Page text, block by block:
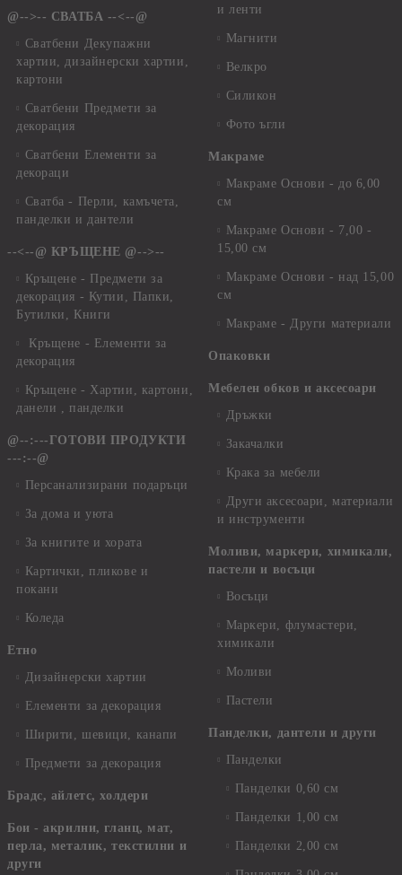
@-->-- СВАТБА --<--@
Сватбени Декупажни
хартии, дизайнерски хартии,
картони
Сватбени Предмети за
декорация
Сватбени Елементи за
декораци
Сватба - Перли, камъчета,
панделки и дантели
--<--@ КРЪЩЕНЕ @-->--
Кръщене - Предмети за
декорация - Кутии, Папки,
Бутилки, Книги
Кръщене - Елементи за
декорация
Кръщене - Хартии, картони,
данели , панделки
@--:---ГОТОВИ ПРОДУКТИ
---:--@
Персанализирани подаръци
За дома и уюта
За книгите и хората
Картички, пликове и
покани
Коледа
Етно
Дизайнерски хартии
Елементи за декорация
Ширити, шевици, канапи
Предмети за декорация
Брадс, айлетс, холдери
Бои - акрилни, гланц, мат,
перла, металик, текстилни и
други
и ленти
Магнити
Велкро
Силикон
Фото ъгли
Макраме
Макраме Основи - до 6,00
см
Макраме Основи - 7,00 -
15,00 см
Макраме Основи - над 15,00
см
Макраме - Други материали
Опаковки
Мебелен обков и аксесоари
Дръжки
Закачалки
Крака за мебели
Други аксесоари, материали
и инструменти
Моливи, маркери, химикали,
пастели и восъци
Восъци
Маркери, флумастери,
химикали
Моливи
Пастели
Панделки, дантели и други
Панделки
Панделки 0,60 см
Панделки 1,00 см
Панделки 2,00 см